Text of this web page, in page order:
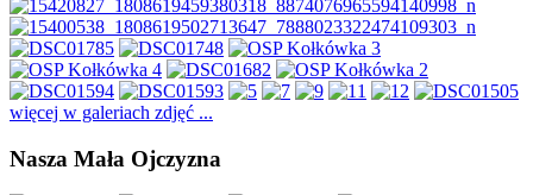
więcej w galeriach zdjęć ...
Nasza Mała Ojczyzna